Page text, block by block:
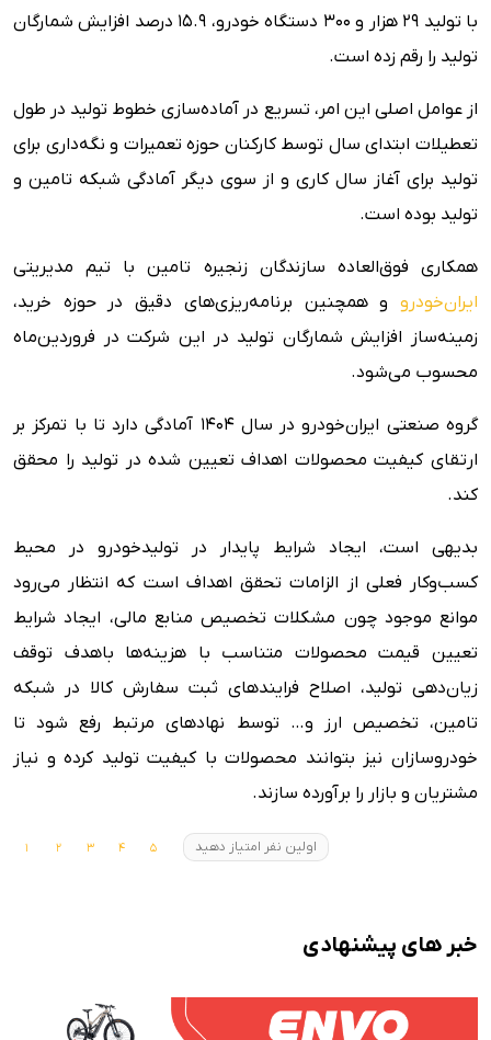
با تولید ۲۹ هزار و ۳۰۰ دستگاه خودرو، ۱۵.۹ درصد افزایش شمارگان
تولید را رقم زده است.
از عوامل اصلی این امر، تسریع در آماده‌سازی خطوط تولید در طول
تعطیلات ابتدای سال توسط کارکنان حوزه تعمیرات و نگه‌داری برای
تولید برای آغاز سال کاری و از سوی دیگر آمادگی شبکه تامین و
تولید بوده است.
همکاری فوق‌العاده سازندگان زنجیره تامین با تیم مدیریتی
ایران‌خودرو و همچنین برنامه‌ریزی‌های دقیق در حوزه خرید،
زمینه‌ساز افزایش شمارگان تولید در این شرکت در فروردین‌ماه
محسوب می‌شود.
گروه صنعتی ایران‌خودرو در سال ۱۴۰۴ آمادگی دارد تا با تمرکز بر
ارتقای کیفیت محصولات اهداف تعیین شده در تولید را محقق
کند.
بدیهی است، ایجاد شرایط پایدار در تولیدخودرو در محیط
کسب‌وکار فعلی از الزامات تحقق اهداف است که انتظار می‌رود
موانع موجود چون مشکلات تخصیص منابع مالی، ایجاد شرایط
تعیین قیمت محصولات متناسب با هزینه‌ها باهدف توقف
زیان‌دهی تولید، اصلاح فرایندهای ثبت سفارش کالا در شبکه
تامین، تخصیص ارز و… توسط نهادهای مرتبط رفع شود تا
خودروسازان نیز بتوانند محصولات با کیفیت تولید کرده و نیاز
مشتریان و بازار را برآورده سازند.
اولین نفر امتیاز دهید
خبر های پیشنهادی